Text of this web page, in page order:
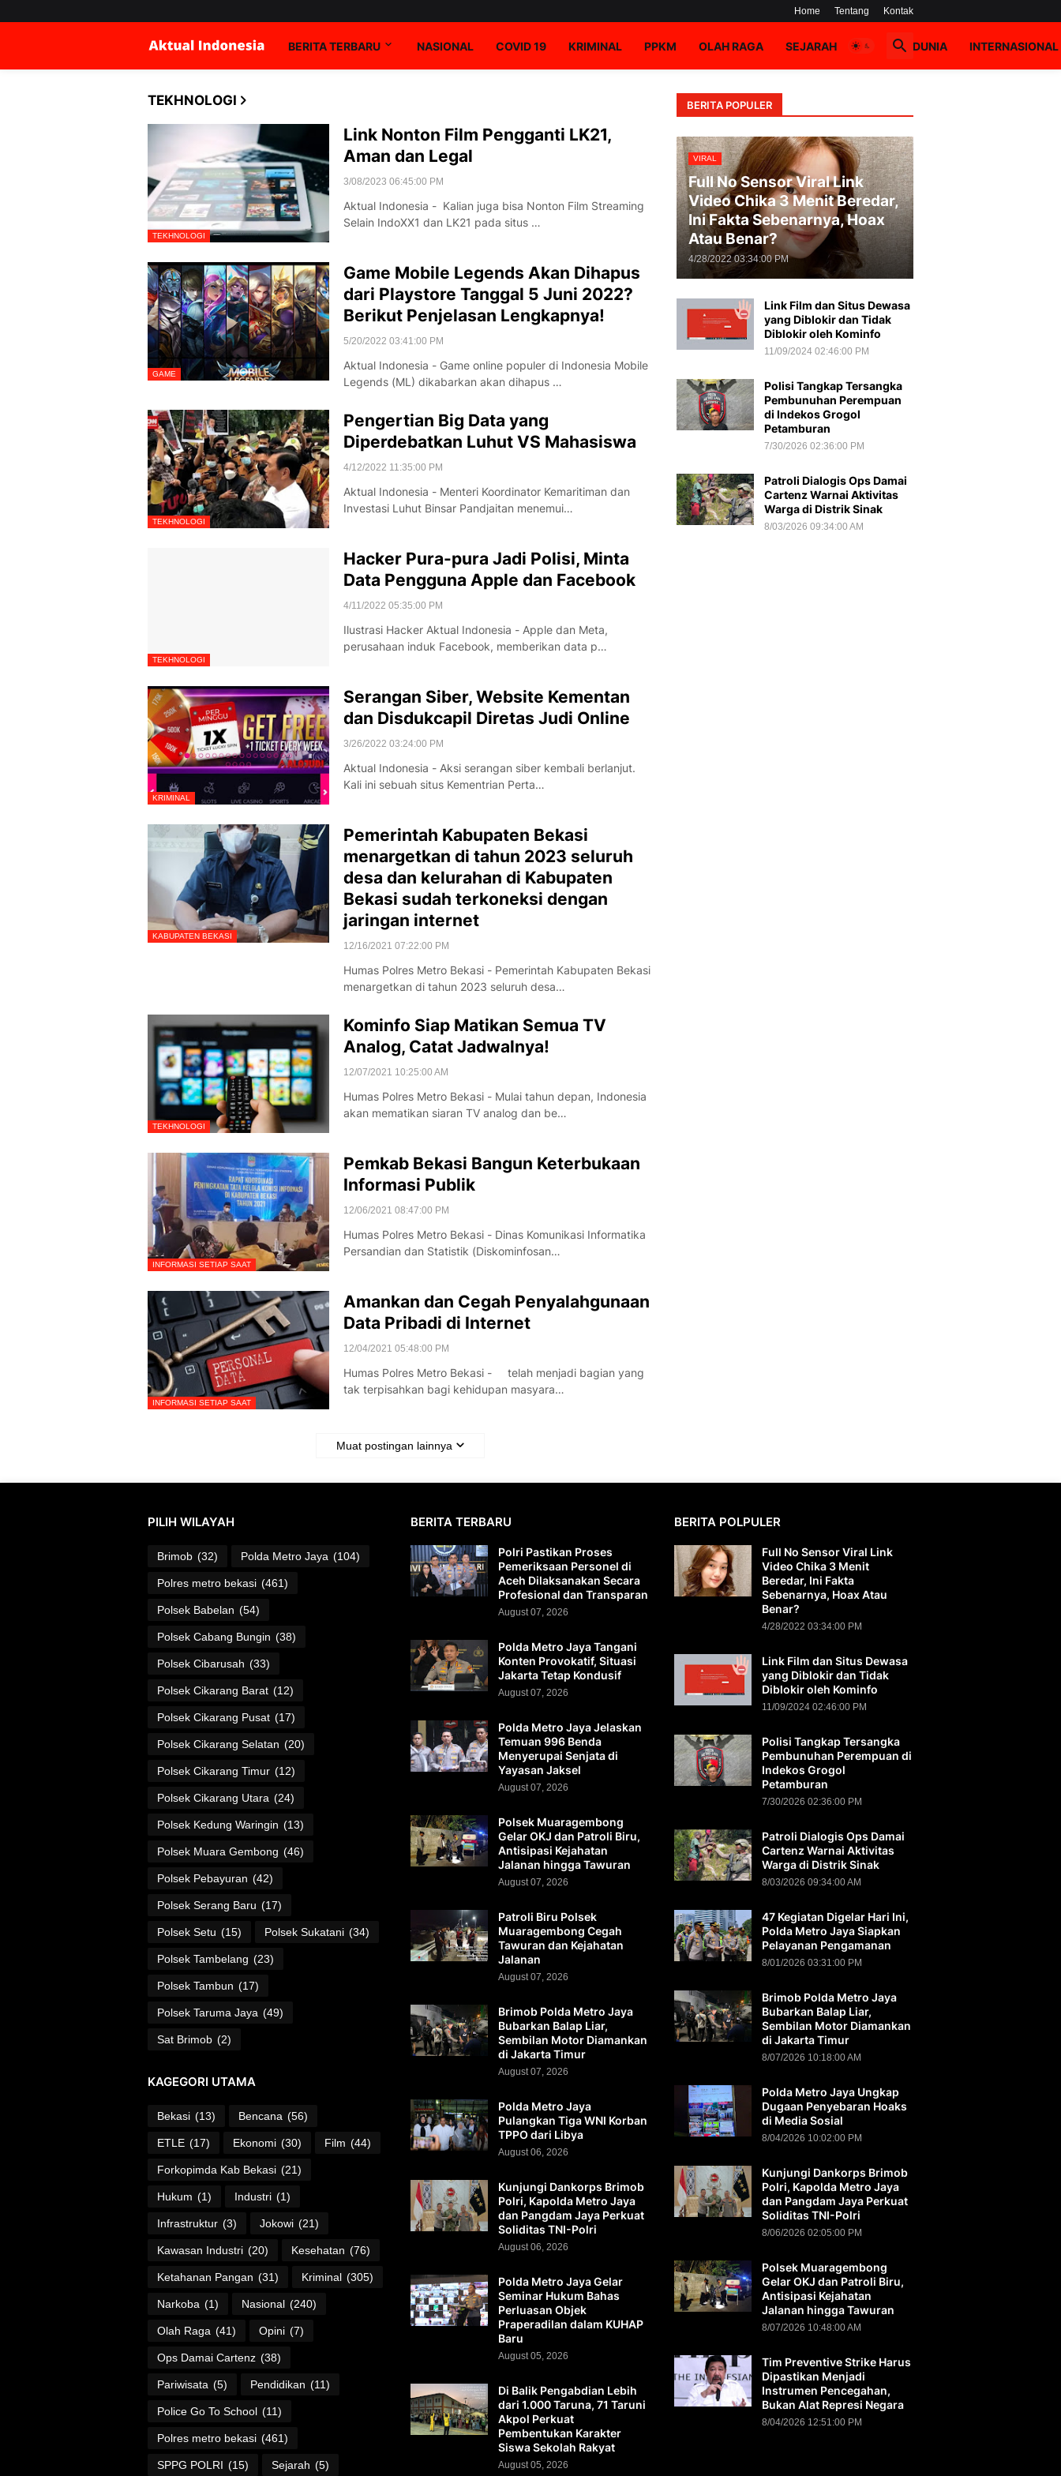
Home Tentang Kontak
BERITA TERBARU NASIONAL COVID 19 KRIMINAL PPKM OLAH RAGA SEJARAH HOAX DUNIA INTERNASIONAL
TEKHNOLOGI
TEKHNOLOGI
Link Nonton Film Pengganti LK21,
Aman dan Legal
3/08/2023 06:45:00 PM
Aktual Indonesia - Kalian juga bisa Nonton Film Streaming
Selain IndoXX1 dan LK21 pada situs …
GAME
Game Mobile Legends Akan Dihapus
dari Playstore Tanggal 5 Juni 2022?
Berikut Penjelasan Lengkapnya!
5/20/2022 03:41:00 PM
Aktual Indonesia - Game online populer di Indonesia Mobile
Legends (ML) dikabarkan akan dihapus …
TEKHNOLOGI
Pengertian Big Data yang
Diperdebatkan Luhut VS Mahasiswa
4/12/2022 11:35:00 PM
Aktual Indonesia - Menteri Koordinator Kemaritiman dan
Investasi Luhut Binsar Pandjaitan menemui…
TEKHNOLOGI
Hacker Pura-pura Jadi Polisi, Minta
Data Pengguna Apple dan Facebook
4/11/2022 05:35:00 PM
Ilustrasi Hacker Aktual Indonesia - Apple dan Meta,
perusahaan induk Facebook, memberikan data p…
KRIMINAL
Serangan Siber, Website Kementan
dan Disdukcapil Diretas Judi Online
3/26/2022 03:24:00 PM
Aktual Indonesia - Aksi serangan siber kembali berlanjut.
Kali ini sebuah situs Kementrian Perta…
KABUPATEN BEKASI
Pemerintah Kabupaten Bekasi
menargetkan di tahun 2023 seluruh
desa dan kelurahan di Kabupaten
Bekasi sudah terkoneksi dengan
jaringan internet
12/16/2021 07:22:00 PM
Humas Polres Metro Bekasi - Pemerintah Kabupaten Bekasi
menargetkan di tahun 2023 seluruh desa…
TEKHNOLOGI
Kominfo Siap Matikan Semua TV
Analog, Catat Jadwalnya!
12/07/2021 10:25:00 AM
Humas Polres Metro Bekasi - Mulai tahun depan, Indonesia
akan mematikan siaran TV analog dan be…
INFORMASI SETIAP SAAT
Pemkab Bekasi Bangun Keterbukaan
Informasi Publik
12/06/2021 08:47:00 PM
Humas Polres Metro Bekasi - Dinas Komunikasi Informatika
Persandian dan Statistik (Diskominfosan…
INFORMASI SETIAP SAAT
Amankan dan Cegah Penyalahgunaan
Data Pribadi di Internet
12/04/2021 05:48:00 PM
Humas Polres Metro Bekasi - telah menjadi bagian yang
tak terpisahkan bagi kehidupan masyara…
Muat postingan lainnya
BERITA POPULER
VIRAL
Full No Sensor Viral Link
Video Chika 3 Menit Beredar,
Ini Fakta Sebenarnya, Hoax
Atau Benar?
4/28/2022 03:34:00 PM
Link Film dan Situs Dewasa
yang Diblokir dan Tidak
Diblokir oleh Kominfo
11/09/2024 02:46:00 PM
Polisi Tangkap Tersangka
Pembunuhan Perempuan
di Indekos Grogol
Petamburan
7/30/2026 02:36:00 PM
Patroli Dialogis Ops Damai
Cartenz Warnai Aktivitas
Warga di Distrik Sinak
8/03/2026 09:34:00 AM
PILIH WILAYAH
Brimob (32) Polda Metro Jaya (104)
Polres metro bekasi (461)
Polsek Babelan (54)
Polsek Cabang Bungin (38)
Polsek Cibarusah (33)
Polsek Cikarang Barat (12)
Polsek Cikarang Pusat (17)
Polsek Cikarang Selatan (20)
Polsek Cikarang Timur (12)
Polsek Cikarang Utara (24)
Polsek Kedung Waringin (13)
Polsek Muara Gembong (46)
Polsek Pebayuran (42)
Polsek Serang Baru (17)
Polsek Setu (15) Polsek Sukatani (34)
Polsek Tambelang (23)
Polsek Tambun (17)
Polsek Taruma Jaya (49)
Sat Brimob (2)
KAGEGORI UTAMA
Bekasi (13) Bencana (56)
ETLE (17) Ekonomi (30) Film (44)
Forkopimda Kab Bekasi (21)
Hukum (1) Industri (1)
Infrastruktur (3) Jokowi (21)
Kawasan Industri (20) Kesehatan (76)
Ketahanan Pangan (31) Kriminal (305)
Narkoba (1) Nasional (240)
Olah Raga (41) Opini (7)
Ops Damai Cartenz (38)
Pariwisata (5) Pendidikan (11)
Police Go To School (11)
Polres metro bekasi (461)
SPPG POLRI (15) Sejarah (5)
BERITA TERBARU
Polri Pastikan Proses
Pemeriksaan Personel di
Aceh Dilaksanakan Secara
Profesional dan Transparan
August 07, 2026
Polda Metro Jaya Tangani
Konten Provokatif, Situasi
Jakarta Tetap Kondusif
August 07, 2026
Polda Metro Jaya Jelaskan
Temuan 996 Benda
Menyerupai Senjata di
Yayasan Jaksel
August 07, 2026
Polsek Muaragembong
Gelar OKJ dan Patroli Biru,
Antisipasi Kejahatan
Jalanan hingga Tawuran
August 07, 2026
Patroli Biru Polsek
Muaragembong Cegah
Tawuran dan Kejahatan
Jalanan
August 07, 2026
Brimob Polda Metro Jaya
Bubarkan Balap Liar,
Sembilan Motor Diamankan
di Jakarta Timur
August 07, 2026
Polda Metro Jaya
Pulangkan Tiga WNI Korban
TPPO dari Libya
August 06, 2026
Kunjungi Dankorps Brimob
Polri, Kapolda Metro Jaya
dan Pangdam Jaya Perkuat
Soliditas TNI-Polri
August 06, 2026
Polda Metro Jaya Gelar
Seminar Hukum Bahas
Perluasan Objek
Praperadilan dalam KUHAP
Baru
August 05, 2026
Di Balik Pengabdian Lebih
dari 1.000 Taruna, 71 Taruni
Akpol Perkuat
Pembentukan Karakter
Siswa Sekolah Rakyat
August 05, 2026
BERITA POLPULER
Full No Sensor Viral Link
Video Chika 3 Menit
Beredar, Ini Fakta
Sebenarnya, Hoax Atau
Benar?
4/28/2022 03:34:00 PM
Link Film dan Situs Dewasa
yang Diblokir dan Tidak
Diblokir oleh Kominfo
11/09/2024 02:46:00 PM
Polisi Tangkap Tersangka
Pembunuhan Perempuan di
Indekos Grogol
Petamburan
7/30/2026 02:36:00 PM
Patroli Dialogis Ops Damai
Cartenz Warnai Aktivitas
Warga di Distrik Sinak
8/03/2026 09:34:00 AM
47 Kegiatan Digelar Hari Ini,
Polda Metro Jaya Siapkan
Pelayanan Pengamanan
8/01/2026 03:31:00 PM
Brimob Polda Metro Jaya
Bubarkan Balap Liar,
Sembilan Motor Diamankan
di Jakarta Timur
8/07/2026 10:18:00 AM
Polda Metro Jaya Ungkap
Dugaan Penyebaran Hoaks
di Media Sosial
8/04/2026 10:02:00 PM
Kunjungi Dankorps Brimob
Polri, Kapolda Metro Jaya
dan Pangdam Jaya Perkuat
Soliditas TNI-Polri
8/06/2026 02:05:00 PM
Polsek Muaragembong
Gelar OKJ dan Patroli Biru,
Antisipasi Kejahatan
Jalanan hingga Tawuran
8/07/2026 10:48:00 AM
Tim Preventive Strike Harus
Dipastikan Menjadi
Instrumen Pencegahan,
Bukan Alat Represi Negara
8/04/2026 12:51:00 PM